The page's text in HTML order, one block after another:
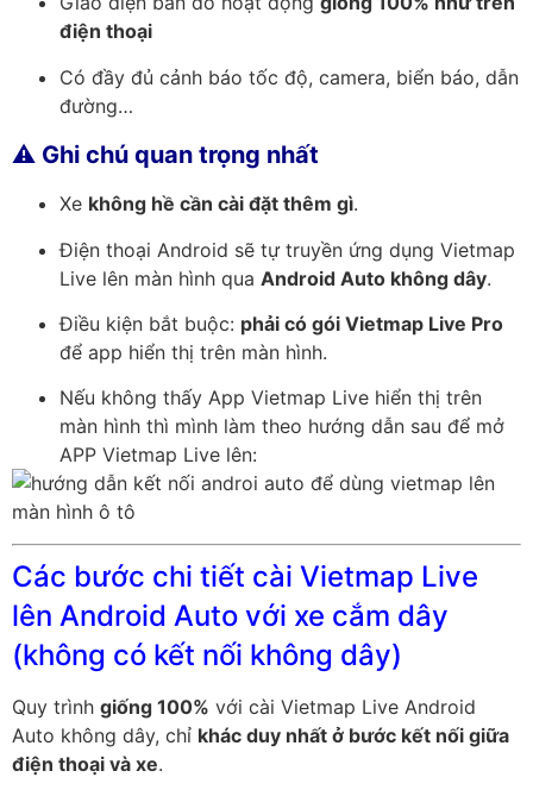
điện thoại
Có đầy đủ cảnh báo tốc độ, camera, biển báo, dẫn
đường…
⚠️ Ghi chú quan trọng nhất
Xe không hề cần cài đặt thêm gì.
Điện thoại Android sẽ tự truyền ứng dụng Vietmap
Live lên màn hình qua Android Auto không dây.
Điều kiện bắt buộc: phải có gói Vietmap Live Pro
để app hiển thị trên màn hình.
Nếu không thấy App Vietmap Live hiển thị trên
màn hình thì mình làm theo hướng dẫn sau để mở
APP Vietmap Live lên:
Các bước chi tiết cài Vietmap Live
lên Android Auto với xe cắm dây
(không có kết nối không dây)
Quy trình giống 100% với cài Vietmap Live Android
Auto không dây, chỉ khác duy nhất ở bước kết nối giữa
điện thoại và xe.